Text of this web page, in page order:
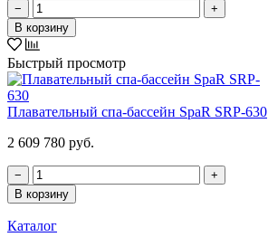
−
+
В корзину
Быстрый просмотр
Плавательный спа-бассейн SpaR SRP-630
2 609 780 руб.
−
+
В корзину
Каталог